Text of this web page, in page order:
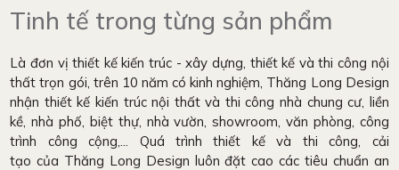
Tinh tế trong từng sản phẩm
Là đơn vị thiết kế kiến trúc - xây dựng, thiết kế và thi công nội
thất trọn gói, trên 10 năm có kinh nghiệm, Thăng Long Design
nhận thiết kế kiến trúc nội thất và thi công nhà chung cư, liền
kề, nhà phố, biệt thự, nhà vườn, showroom, văn phòng, công
trình công cộng,... Quá trình thiết kế và thi công, cải
tạo của Thăng Long Design luôn đặt cao các tiêu chuẩn an